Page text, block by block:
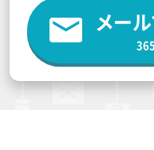
メー